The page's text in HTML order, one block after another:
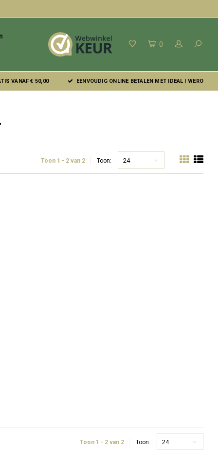
0
VANAF € 50,00 EENVOUDIG ONLINE BETALEN MET IDEAL | WERO
Toon 1 - 2 van 2 Toon: 24
Toon 1 - 2 van 2 Toon: 24